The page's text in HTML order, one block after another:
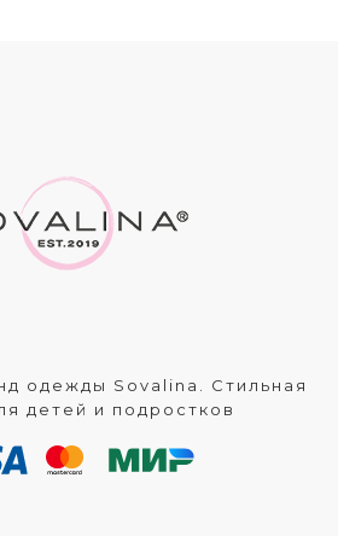
одежды Sovalina. Стильная
детей и подростков